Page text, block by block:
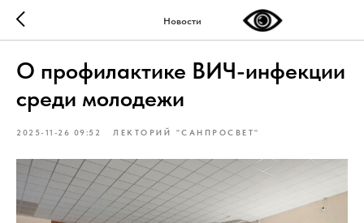
Новости
О профилактике ВИЧ-инфекции
среди молодежи
2025-11-26 09:52 ЛЕКТОРИЙ "САНПРОСВЕТ"